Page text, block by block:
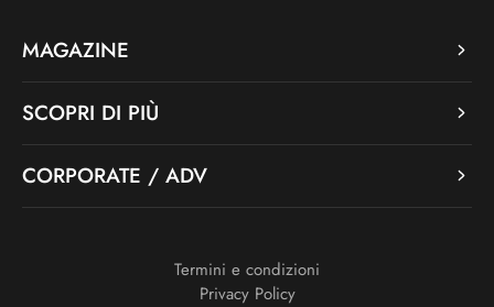
MAGAZINE
SCOPRI DI PIÙ
CORPORATE / ADV
Termini e condizioni
Privacy Policy